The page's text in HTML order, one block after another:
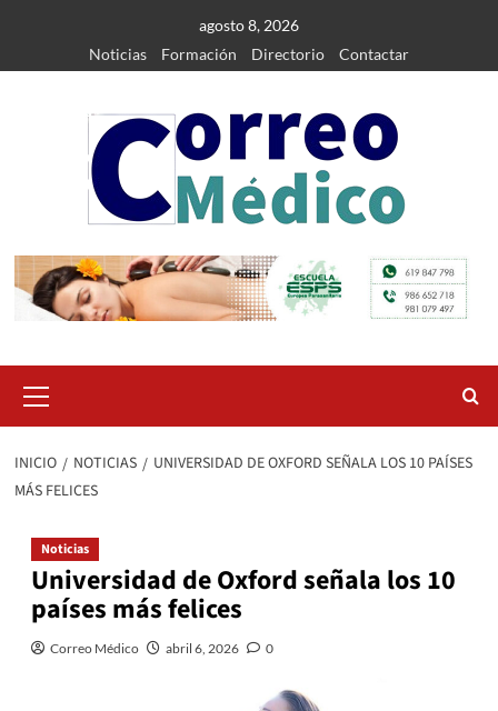
contenido
agosto 8, 2026
Noticias
Formación Directorio Contactar
primario
INICIO NOTICIAS
UNIVERSIDAD DE OXFORD SEÑALA LOS 10 PAÍSES
MÁS FELICES
Noticias
Universidad de Oxford señala los 10
países más felices
Correo Médico abril 6, 2026 0